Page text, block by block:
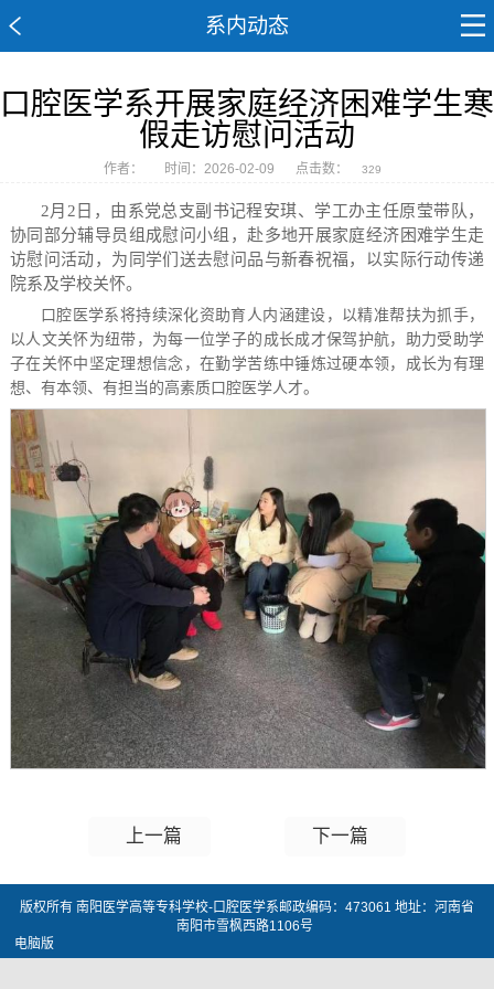
系内动态
口腔医学系开展家庭经济困难学生寒
假走访慰问活动
作者： 时间：2026-02-09 点击数： 329
2月2日，由系党总支副书记程安琪、学工办主任原莹带队，
协同部分辅导员组成慰问小组，赴多地开展家庭经济困难学生走
访慰问活动，为同学们送去慰问品与新春祝福，以实际行动传递
院系及学校关怀。
口腔医学系将持续深化资助育人内涵建设，以精准帮扶为抓手，
以人文关怀为纽带，为每一位学子的成长成才保驾护航，助力受助学
子在关怀中坚定理想信念，在勤学苦练中锤炼过硬本领，成长为有理
想、有本领、有担当的高素质口腔医学人才。
上一篇 下一篇
版权所有 南阳医学高等专科学校-口腔医学系邮政编码：473061 地址：河南省
南阳市雪枫西路1106号
电脑版